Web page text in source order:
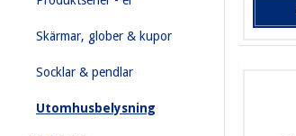
Skärmar, glober & kupor
Socklar & pendlar
Utomhusbelysning